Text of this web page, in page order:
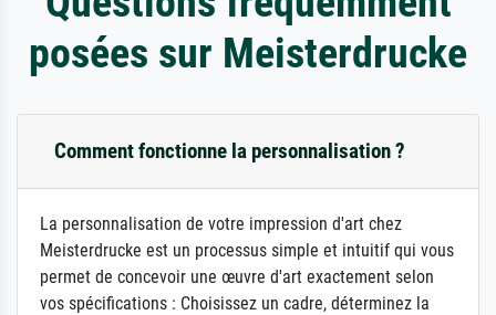
posées sur Meisterdrucke
Comment fonctionne la personnalisation ?
La personnalisation de votre impression d'art chez
Meisterdrucke est un processus simple et intuitif qui vous
permet de concevoir une œuvre d'art exactement selon
vos spécifications : Choisissez un cadre, déterminez la